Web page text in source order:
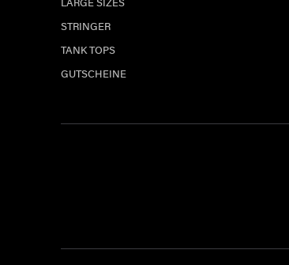
LARGE SIZES
STRINGER
TANK TOPS
GUTSCHEINE